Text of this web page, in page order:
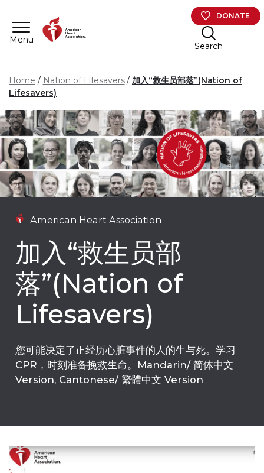
Menu
DONATE
Search
Home Nation of Lifesavers
加入“救生员部落”(Nation of
Lifesavers)
American Heart Association
加入“救生员部
落”(Nation of
Lifesavers)
您可能决定了正经历心脏事件的人的生与死。学习
CPR，时刻准备挽救生命。Mandarin/ 简体中文
Version, Cantonese/ 繁體中文 Version
Play without Auto-Play